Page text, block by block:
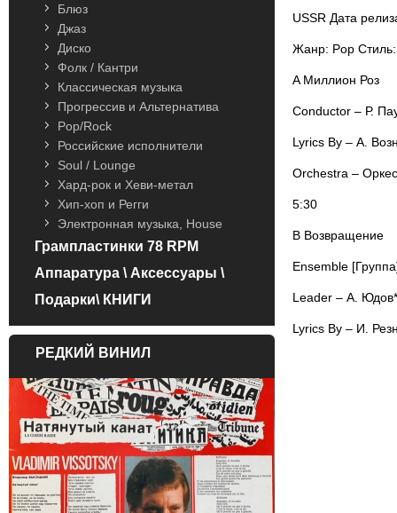
Блюз
Джаз
Диско
Фолк / Кантри
Классическая музыка
Прогрессив и Альтернатива
Pop/Rock
Российские исполнители
Soul / Lounge
Хард-рок и Хеви-метал
Хип-хоп и Регги
Электронная музыка, House
Грампластинки 78 RPM
Аппаратура \ Аксессуары \
Подарки\ КНИГИ
РЕДКИЙ ВИНИЛ
USSR Дата
Жанр: Pop
A Миллион Роз
Conductor – Р.
Lyrics By – А.
Orchestra –
5:30
B Возвращение
Ensemble
Leader – А. Юдов*
Lyrics By – И.